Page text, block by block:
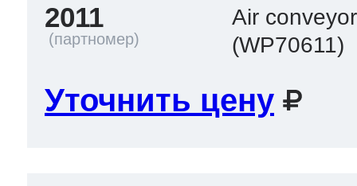
2011
Air
(WP70611)
Уточнить цену